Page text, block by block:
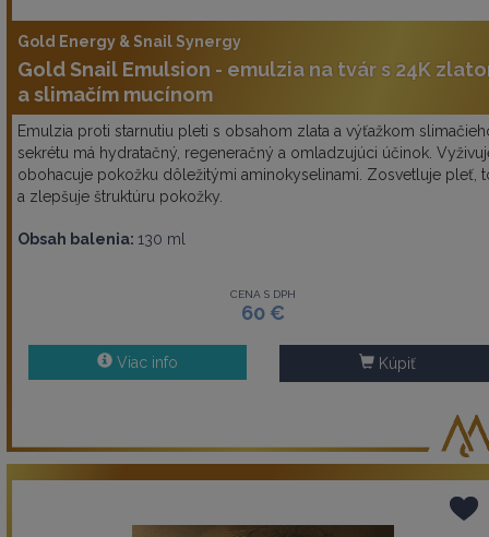
Gold Energy & Snail Synergy
Gold Snail Emulsion - emulzia na tvár s 24K
a slimačím mucínom
Emulzia proti starnutiu pleti s obsahom zlata a výťažkom
sekrétu má hydratačný, regeneračný a omladzujúci účinok.
obohacuje pokožku dôležitými aminokyselinami. Zosvetluje pleť,
a zlepšuje štruktúru pokožky.
Obsah balenia: 130 ml
CENA S DPH
60 €
Viac info Kúpiť